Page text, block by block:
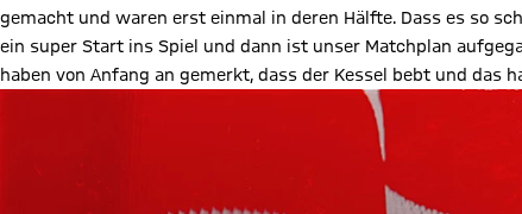
gemacht und waren erst einmal in deren Hälfte. Dass es so
ein super Start ins Spiel und dann ist unser Matchplan
haben von Anfang an gemerkt, dass der Kessel bebt und das